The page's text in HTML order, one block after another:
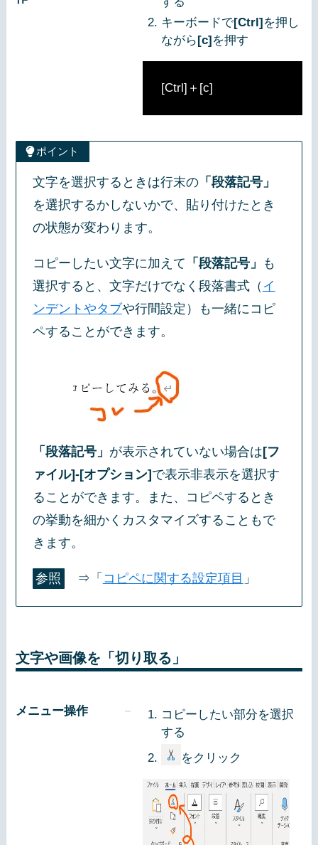
キーボードで[Ctrl]を押し
ながら[c]を押す
[Ctrl]＋[c]
ポイント
文字を選択するときは行末の「段落記号」
を選択するかしないかで、貼り付けたとき
の状態が変わります。
コピーしたい文字に加えて 「段落記号」
も
選択すると、文字だけでなく段落書式（ イ
ンデントやタブや行間設定）も一緒にコピ
ペすることができます。
「段落記号」 が表示されていない場合は [フ
ァイル]-[オプション] で表示非表示を選択す
ることができます。また、コピペするとき
の挙動を細かくカスタマイズすることもで
きます。
参照 ⇒「 コピペに関する設定項目 」
文字や画像を「切り取る」
メニュー操作
コピーしたい部分を選択
する
をクリック